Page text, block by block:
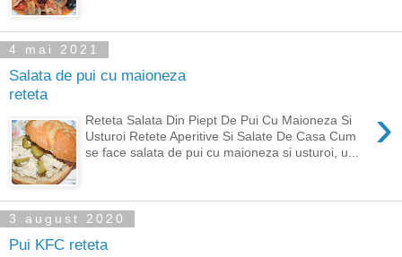
4 mai 2021
Salata de pui cu maioneza
reteta
›
Reteta Salata Din Piept De Pui Cu Maioneza Si
Usturoi Retete Aperitive Si Salate De Casa Cum
se face salata de pui cu maioneza si usturoi, u...
3 august 2020
Pui KFC reteta